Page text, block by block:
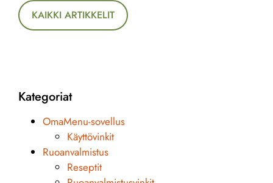
KAIKKI ARTIKKELIT
Kategoriat
OmaMenu-sovellus
Käyttövinkit
Ruoanvalmistus
Reseptit